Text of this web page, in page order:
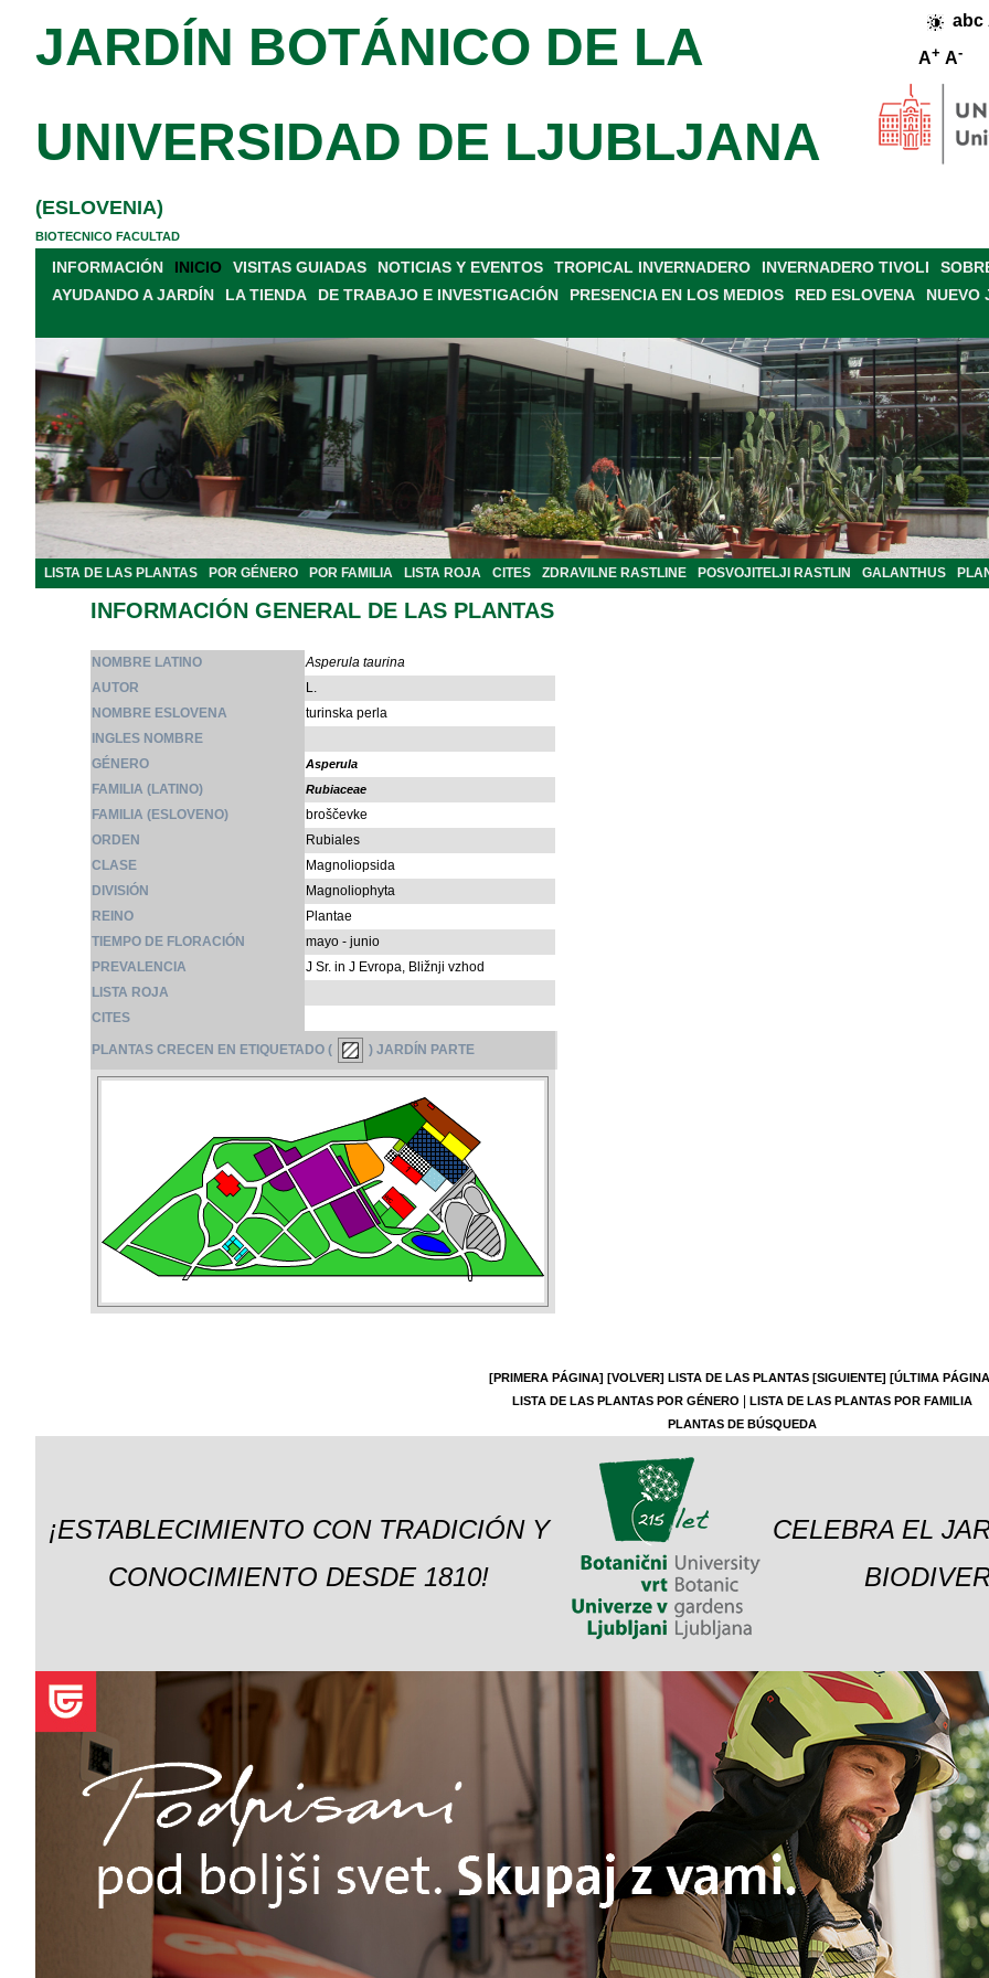
abc
A+ A-
JARDÍN BOTÁNICO DE LA
UNIVERSIDAD DE LJUBLJANA
(ESLOVENIA)
BIOTECNICO FACULTAD
INFORMACIÓN INICIO VISITAS GUIADAS NOTICIAS Y EVENTOS TROPICAL INVERNADERO INVERNADERO TIVOLI
AYUDANDO A JARDÍN
LA TIENDA DE TRABAJO E INVESTIGACIÓN PRESENCIA EN LOS MEDIOS RED ESLOVENA NUEVO
LISTA DE LAS PLANTAS POR GÉNERO POR FAMILIA LISTA ROJA CITES ZDRAVILNE RASTLINE POSVOJITELJI RASTLIN GALANTHUS
INFORMACIÓN GENERAL DE LAS PLANTAS
NOMBRE LATINO
Asperula taurina
AUTOR
L.
NOMBRE ESLOVENA
turinska perla
INGLES NOMBRE
GÉNERO
Asperula
FAMILIA (LATINO) Rubiaceae
FAMILIA (ESLOVENO)
broščevke
ORDEN
Rubiales
CLASE
Magnoliopsida
DIVISIÓN
Magnoliophyta
REINO
Plantae
TIEMPO DE FLORACIÓN
mayo - junio
PREVALENCIA
J Sr. in J Evropa, Bližnji vzhod
LISTA ROJA
CITES
PLANTAS CRECEN EN ETIQUETADO ( ) JARDÍN PARTE
[PRIMERA PÁGINA] [VOLVER] LISTA DE LAS PLANTAS [SIGUIENTE] [ÚLTIMA
LISTA DE LAS PLANTAS POR GÉNERO
LISTA DE LAS PLANTAS POR FAMILIA
PLANTAS DE BÚSQUEDA
¡ESTABLECIMIENTO CON TRADICIÓN Y
CONOCIMIENTO DESDE 1810!
CELEBRA EL